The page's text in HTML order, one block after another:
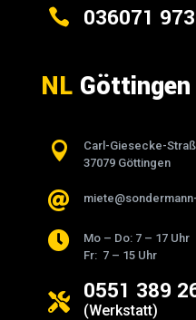
 036071
NLGöttingen

Carl-Giesecke-
37079 Göttingen


Mo – Do: 7 – 17 Uhr
Fr: 7 – 15 Uhr
 0551 389
(Werkstatt)